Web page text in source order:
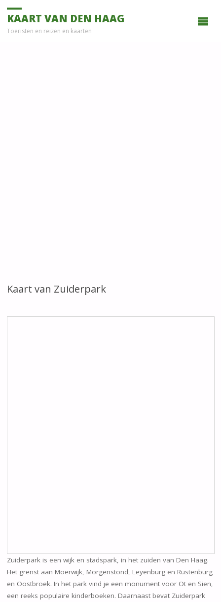
KAART VAN DEN HAAG
Toeristen en reizen en kaarten
Kaart van Zuiderpark
Zuiderpark is een wijk en stadspark, in het zuiden van Den Haag.
Het grenst aan Moerwijk, Morgenstond, Leyenburg en Rustenburg
en Oostbroek. In het park vind je een monument voor Ot en Sien,
een reeks populaire kinderboeken. Daarnaast bevat Zuiderpark